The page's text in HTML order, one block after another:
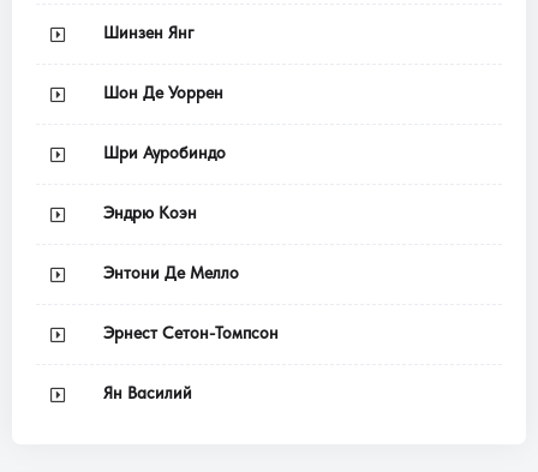
Шинзен Янг
Шон Де Уоррен
Шри Ауробиндо
Эндрю Коэн
Энтони Де Мелло
Эрнест Сетон-Томпсон
Ян Василий